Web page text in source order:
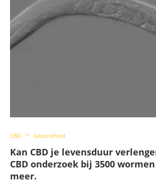
CBD Gezondheid
Kan CBD je levensduur
CBD onderzoek bij 3500
meer.